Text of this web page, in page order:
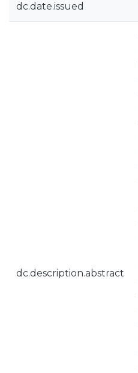
dc.date.issued
dc.description.abstract